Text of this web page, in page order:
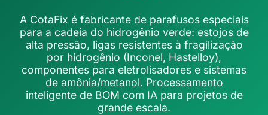
A CotaFix é fabricante de parafusos especiais
para a cadeia do hidrogênio verde: estojos de
alta pressão, ligas resistentes à fragilização
por hidrogênio (Inconel, Hastelloy),
componentes para eletrolisadores e sistemas
de amônia/metanol. Processamento
inteligente de BOM com IA para projetos de
grande escala.